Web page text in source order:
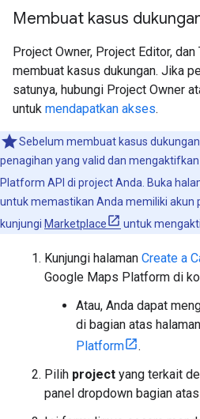
Membuat kasus
Project Owner, Project Editor,
membuat kasus dukungan. Jika
satunya, hubungi Project Owner
untuk mendapatkan akses.
Sebelum membuat kasus
penagihan yang valid dan
Platform API di project Anda. Buka
untuk memastikan Anda memiliki akun
kunjungi Marketplace untuk
Kunjungi halaman Create a
Google Maps Platform di
Atau, Anda dapat
di bagian atas halaman
Platform
.
Pilih project yang terkait
panel dropdown bagian